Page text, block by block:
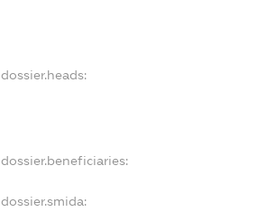
dossier.heads:
dossier.beneficiaries:
dossier.smida: